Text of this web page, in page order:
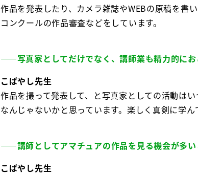
作品を発表したり、カメラ雑誌やWEBの原稿を書
コンクールの作品審査などをしています。
――写真家としてだけでなく、講師業も精力的にお
こばやし先生
作品を撮って発表して、と写真家としての活動は
なんじゃないかと思っています。楽しく真剣に学
――講師としてアマチュアの作品を見る機会が多
こばやし先生